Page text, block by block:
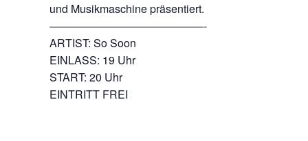
und Musikmaschine präsentiert.
——————————————-
ARTIST: So Soon
EINLASS: 19 Uhr
START: 20 Uhr
EINTRITT FREI